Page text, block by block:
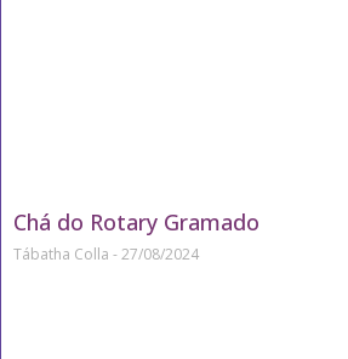
Chá do Rotary Gramado
Tábatha Colla 27/08/2024